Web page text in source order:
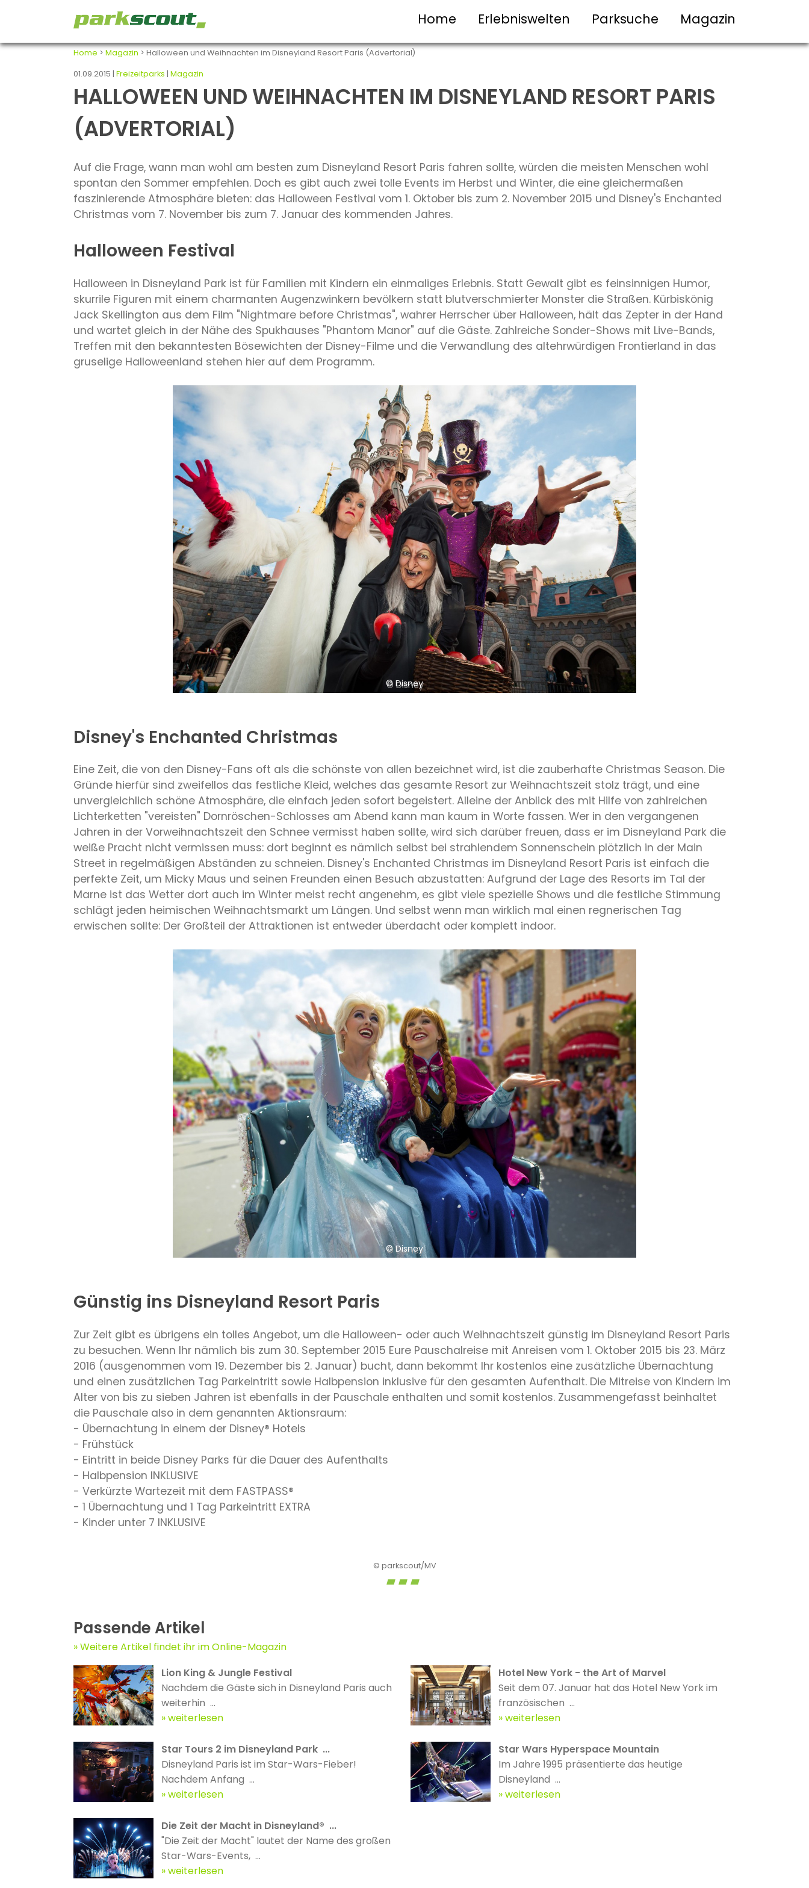
Home Erlebniswelten Parksuche Magazin
Home > Magazin > Halloween und Weihnachten im Disneyland Resort Paris (Advertorial)
01.09.2015 | Freizeitparks Magazin
HALLOWEEN UND WEIHNACHTEN IM DISNEYLAND RESORT PARIS
(ADVERTORIAL)
Auf die Frage, wann man wohl am besten zum Disneyland Resort Paris fahren sollte, würden die meisten Menschen wohl
spontan den Sommer empfehlen. Doch es gibt auch zwei tolle Events im Herbst und Winter, die eine gleichermaßen
faszinierende Atmosphäre bieten: das Halloween Festival vom 1. Oktober bis zum 2. November 2015 und Disney's Enchanted
Christmas vom 7. November bis zum 7. Januar des kommenden Jahres.
Halloween Festival
Halloween in Disneyland Park ist für Familien mit Kindern ein einmaliges Erlebnis. Statt Gewalt gibt es feinsinnigen Humor,
skurrile Figuren mit einem charmanten Augenzwinkern bevölkern statt blutverschmierter Monster die Straßen. Kürbiskönig
Jack Skellington aus dem Film "Nightmare before Christmas", wahrer Herrscher über Halloween, hält das Zepter in der Hand
und wartet gleich in der Nähe des Spukhauses "Phantom Manor" auf die Gäste. Zahlreiche Sonder-Shows mit Live-Bands,
Treffen mit den bekanntesten Bösewichten der Disney-Filme und die Verwandlung des altehrwürdigen Frontierland in das
gruselige Halloweenland stehen hier auf dem Programm.
© Disney
Disney's Enchanted Christmas
Eine Zeit, die von den Disney-Fans oft als die schönste von allen bezeichnet wird, ist die zauberhafte Christmas Season. Die
Gründe hierfür sind zweifellos das festliche Kleid, welches das gesamte Resort zur Weihnachtszeit stolz trägt, und eine
unvergleichlich schöne Atmosphäre, die einfach jeden sofort begeistert. Alleine der Anblick des mit Hilfe von zahlreichen
Lichterketten "vereisten" Dornröschen-Schlosses am Abend kann man kaum in Worte fassen. Wer in den vergangenen
Jahren in der Vorweihnachtszeit den Schnee vermisst haben sollte, wird sich darüber freuen, dass er im Disneyland Park die
weiße Pracht nicht vermissen muss: dort beginnt es nämlich selbst bei strahlendem Sonnenschein plötzlich in der Main
Street in regelmäßigen Abständen zu schneien. Disney's Enchanted Christmas im Disneyland Resort Paris ist einfach die
perfekte Zeit, um Micky Maus und seinen Freunden einen Besuch abzustatten: Aufgrund der Lage des Resorts im Tal der
Marne ist das Wetter dort auch im Winter meist recht angenehm, es gibt viele spezielle Shows und die festliche Stimmung
schlägt jeden heimischen Weihnachtsmarkt um Längen. Und selbst wenn man wirklich mal einen regnerischen Tag
erwischen sollte: Der Großteil der Attraktionen ist entweder überdacht oder komplett indoor.
© Disney
Günstig ins Disneyland Resort Paris
Zur Zeit gibt es übrigens ein tolles Angebot, um die Halloween- oder auch Weihnachtszeit günstig im Disneyland Resort Paris
zu besuchen. Wenn Ihr nämlich bis zum 30. September 2015 Eure Pauschalreise mit Anreisen vom 1. Oktober 2015 bis 23. März
2016 (ausgenommen vom 19. Dezember bis 2. Januar) bucht, dann bekommt Ihr kostenlos eine zusätzliche Übernachtung
und einen zusätzlichen Tag Parkeintritt sowie Halbpension inklusive für den gesamten Aufenthalt. Die Mitreise von Kindern im
Alter von bis zu sieben Jahren ist ebenfalls in der Pauschale enthalten und somit kostenlos. Zusammengefasst beinhaltet
die Pauschale also in dem genannten Aktionsraum:
- Übernachtung in einem der Disney® Hotels
- Frühstück
- Eintritt in beide Disney Parks für die Dauer des Aufenthalts
- Halbpension INKLUSIVE
- Verkürzte Wartezeit mit dem FASTPASS®
- 1 Übernachtung und 1 Tag Parkeintritt EXTRA
- Kinder unter 7 INKLUSIVE
© parkscout/MV
Passende Artikel
Weitere Artikel findet ihr im Online-Magazin
Lion King & Jungle Festival
Nachdem die Gäste sich in Disneyland Paris auch
weiterhin ...
weiterlesen
Hotel New York - the Art of Marvel
Seit dem 07. Januar hat das Hotel New York im
französischen ...
weiterlesen
Star Tours 2 im Disneyland Park ...
Disneyland Paris ist im Star-Wars-Fieber!
Nachdem Anfang ...
weiterlesen
Star Wars Hyperspace Mountain
Im Jahre 1995 präsentierte das heutige
Disneyland ...
weiterlesen
Die Zeit der Macht in Disneyland® ...
"Die Zeit der Macht" lautet der Name des großen
Star-Wars-Events, ...
weiterlesen